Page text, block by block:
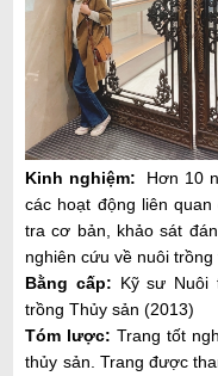
Kinh nghiệm: Hơn 10
các hoạt động liên
tra cơ bản, khảo sát
nghiên cứu về nuôi trồng
Bằng cấp: Kỹ sư Nuôi
trồng Thủy sản (2013)
Tóm lược: Trang tốt
thủy sản. Trang được